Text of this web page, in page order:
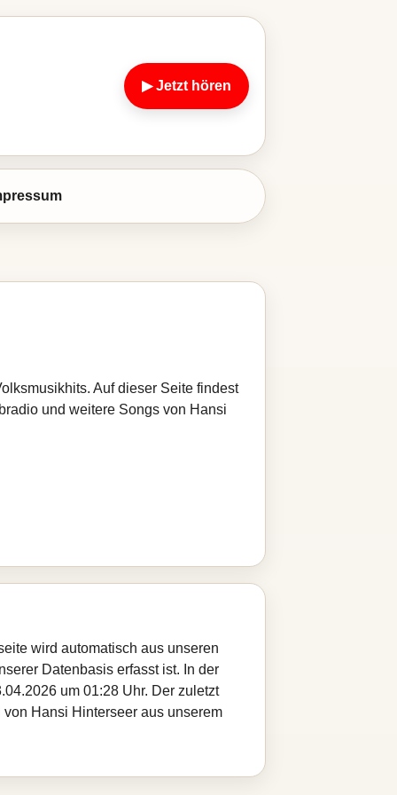
▶ Jetzt hören
Auf dieser Seite findest
und weitere Songs von Hansi
wird automatisch aus unseren
Datenbasis erfasst ist. In der
um 01:28 Uhr. Der zuletzt
Hansi Hinterseer aus unserem